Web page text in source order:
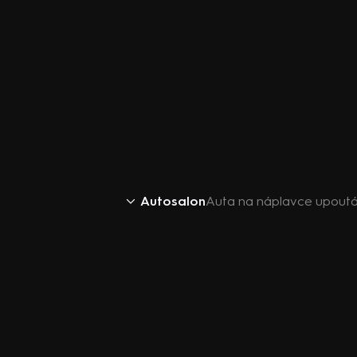
AutosalonAuta na náplavce